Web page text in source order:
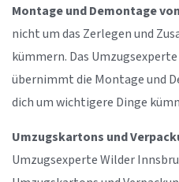
Montage und Demontage
nicht um das Zerlegen und
kümmern. Das
übernimmt die Montage und
dich um wichtigere Dinge
Umzugskartons und
Umzugsexperte Wilder